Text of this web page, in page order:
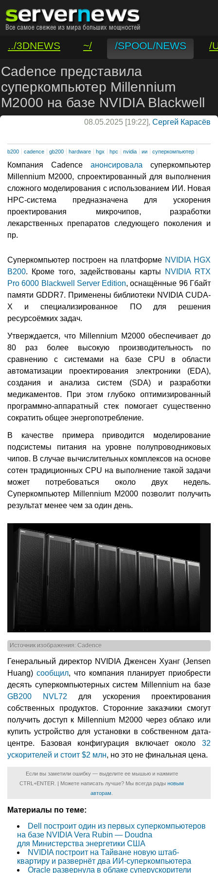
../3DNEWS ~/ /SPOOL/NEWS
/
/VAR/CONTACT
Cadence представила
суперкомпьютер Millennium
M2000 на базе NVIDIA Blackwell
08.05.2025 [19:22], Сергей Карасёв
b200 cadence gb200 hardware hgx hpc nvidia ии суперкомпьютер
Компания Cadence анонсировала суперкомпьютер
Millennium M2000, спроектированный для выполнения
сложного моделирования с использованием ИИ. Новая
НРС-система предназначена для ускорения
проектирования микрочипов, разработки
лекарственных препаратов следующего поколения и
пр.
Суперкомпьютер построен на платформе NVIDIA HGX
B200. Кроме того, задействованы карты
NVIDIA RTX
Pro 6000 Blackwell Server Edition, оснащённые 96 Гбайт
памяти GDDR7. Применены библиотеки NVIDIA CUDA-
X и специализированное ПО для решения
ресурсоёмких задач.
Утверждается, что Millennium M2000 обеспечивает до
80 раз более высокую производительность по
сравнению с системами на базе CPU в области
автоматизации проектирования электроники (EDA),
создания и анализа систем (SDA) и разработки
медикаментов. При этом глубоко оптимизированный
программно-аппаратный стек помогает существенно
сократить общее энергопотребление.
В качестве примера приводится моделирование
подсистемы питания на уровне полупроводниковых
чипов. В случае вычислительных комплексов на основе
сотен традиционных CPU на выполнение такой задачи
может потребоваться около двух недель.
Суперкомпьютер Millennium M2000 позволит получить
результат менее чем за один день.
Источник изображения: Cadence
Генеральный директор NVIDIA Дженсен Хуанг (Jensen
Huang) сообщил, что компания планирует приобрести
десять суперкомпьютерных систем Millennium на базе
GB200 NVL72 для ускорения проектирования
собственных продуктов. Сторонние заказчики смогут
получить доступ к Millennium M2000 через облако или
купить устройство для установки в собственном дата-
центре. Базовая конфигурация включает около 32
ускорителей и стоит $2 млн, но это не финальная цена.
Если вы заметили ошибку — выделите ее мышью и нажмите
CTRL+ENTER. | Можете написать лучше? Мы всегда рады новым
авторам
Материалы по теме:
Dell построит один из первых суперкомпьютеров
на базе NVIDIA Vera Rubin — Doudna
для Министерства энергетики США
NVIDIA построит на Тайване новую штаб-
квартиру и развернёт два ИИ-суперкомпьютера
Oracle развернула в облаке суперускорители